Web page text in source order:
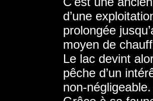
d’une
prolongée
moyen de
Le lac devint
pêche d’un
non-négligeable.